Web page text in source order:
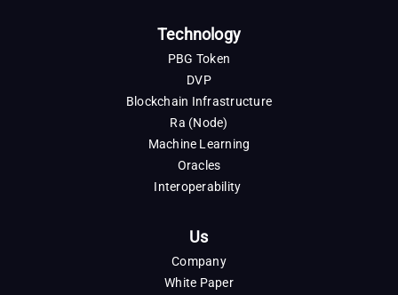
Technology
PBG Token
DVP
Blockchain Infrastructure
Ra (Node)
Machine Learning
Oracles
Interoperability
Us
Company
White Paper